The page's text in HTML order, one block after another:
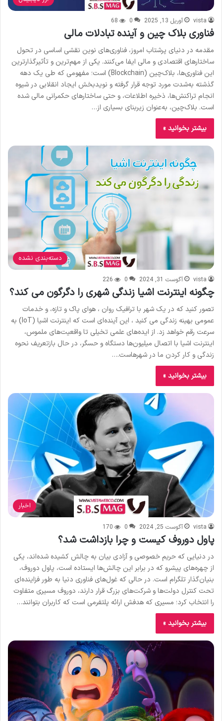
vista آوریل 13, 2025 0
68
فناوری بلاک چین و آینده تبادلات مالی
مقدمه در دنیای پرشتاب امروز، فناوری‌های نوین نقشی اساسی در تحول
ساختارهای اقتصادی و مالی ایفا می‌کنند. یکی از مهم‌ترین و تأثیرگذارترین
این فناوری‌ها، بلاک‌چین (Blockchain) است؛ مفهومی که طی یک دهه
گذشته به‌شدت مورد توجه قرار گرفته و نویدبخش ایجاد انقلابی در شیوه
انجام تراکنش‌ها، ذخیره اطلاعات، و حتی ساختارهای حکمرانی مالی شده
است. بلاک‌چین، به‌عنوان زیربنای بسیاری از…
بیشتر بخوانید »
دسته‌بندی نشده
vista آگوست 31, 2024 0
226
چگونه اینترنت اشیا زندگی شهری را دگرگون می کند؟
تصور کنید که در یک شهر با ترافیک روان ، هوای پاک و تازه، و خدمات
عمومی بهینه زندگی می کنید ، این آینده‌ای است که اینترنت اشیا (IoT) به
سرعت رقم خواهد زد. از ایده‌های علمی تخیلی تا واقعیت‌های ملموس،
اینترنت اشیا با اتصال میلیون‌ها دستگاه و حسگر، در حال بازتعریف نحوه
زندگی و کار کردن ما در شهرهاست.…
بیشتر بخوانید »
اخبار
vista آگوست 25, 2024 0
170
پاول دوروف کیست و چرا بازداشت شد؟
در دنیایی که حریم خصوصی و آزادی بیان به چالش کشیده شده‌اند، یکی
از چهره‌های پیشرو که در برابر این چالش‌ها ایستاده است، پاول دوروف،
بنیان‌گذار تلگرام است. در حالی که غول‌های فناوری دنیا به طور فزاینده‌ای
تحت کنترل دولت‌ها و شرکت‌های بزرگ قرار دارند، دوروف مسیری متفاوت
را انتخاب کرد؛ مسیری که هدفش ارائه پلتفرمی است که کاربران بتوانند…
بیشتر بخوانید »